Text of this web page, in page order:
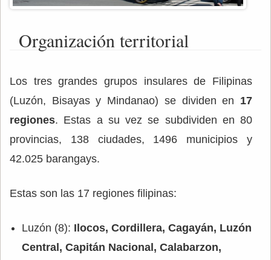
Organización territorial
Los tres grandes grupos insulares de Filipinas
(Luzón, Bisayas y Mindanao) se dividen en 17
regiones. Estas a su vez se subdividen en 80
provincias, 138 ciudades, 1496 municipios y
42.025 barangays.
Estas son las 17 regiones filipinas:
Luzón (8): Ilocos, Cordillera, Cagayán, Luzón
Central, Capitán Nacional, Calabarzon,